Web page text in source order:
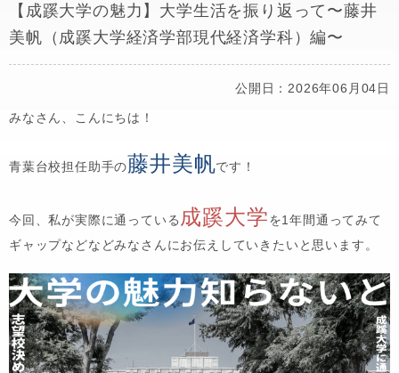
【成蹊大学の魅力】大学生活を振り返って〜藤井
美帆（成蹊大学経済学部現代経済学科）編〜
公開日：2026年06月04日
みなさん、こんにちは！
青葉台校担任助手の藤井美帆です！
今回、私が実際に通っている 成蹊大学を1年間通ってみて
ギャップなどなどみなさんにお伝えしていきたいと思います。